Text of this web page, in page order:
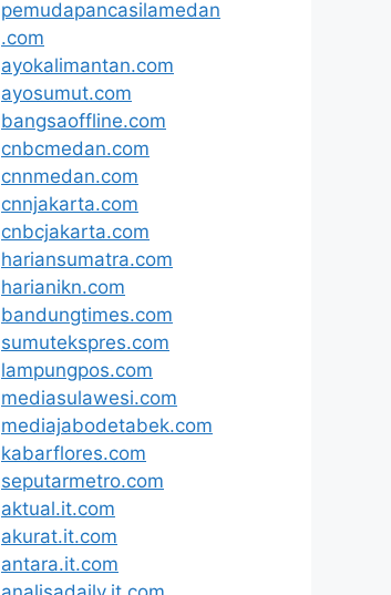
pemudapancasilamedan
.com
ayokalimantan.com
ayosumut.com
bangsaoffline.com
cnbcmedan.com
cnnmedan.com
cnnjakarta.com
cnbcjakarta.com
hariansumatra.com
harianikn.com
bandungtimes.com
sumutekspres.com
lampungpos.com
mediasulawesi.com
mediajabodetabek.com
kabarflores.com
seputarmetro.com
aktual.it.com
akurat.it.com
antara.it.com